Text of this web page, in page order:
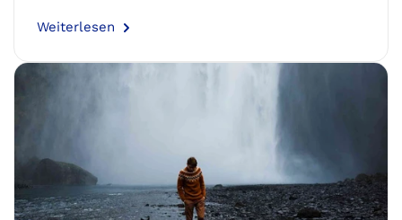
Weiterlesen